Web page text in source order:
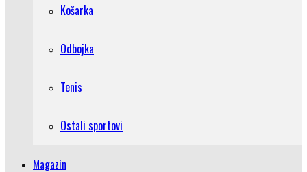
Košarka
Odbojka
Tenis
Ostali sportovi
Magazin